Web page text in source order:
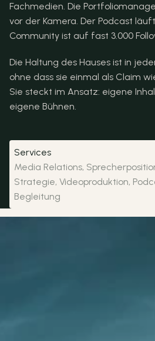
Fachmedien. Die
vor der Kamera. Der Podcast
Community ist auf fast 3.000
Die Haltung des Hauses ist in
ohne dass sie einmal als Claim
Sie steckt im Ansatz: eigene
eigene Bühnen.
Services
Media Relations,
Strategie, Videoproduktion,
Begleitung